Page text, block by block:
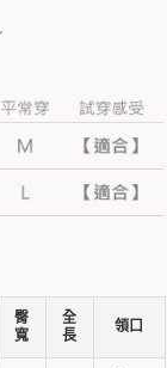
臀
寬
全
長
領口